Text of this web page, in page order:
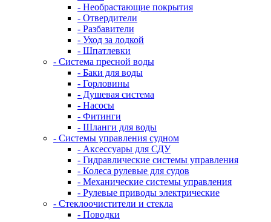
- Необрастающие покрытия
- Отвердители
- Разбавители
- Уход за лодкой
- Шпатлевки
- Система пресной воды
- Баки для воды
- Горловины
- Душевая система
- Насосы
- Фитинги
- Шланги для воды
- Системы управления судном
- Аксессуары для СДУ
- Гидравлические системы управления
- Колеса рулевые для судов
- Механические системы управления
- Рулевые приводы электрические
- Стеклоочистители и стекла
- Поводки